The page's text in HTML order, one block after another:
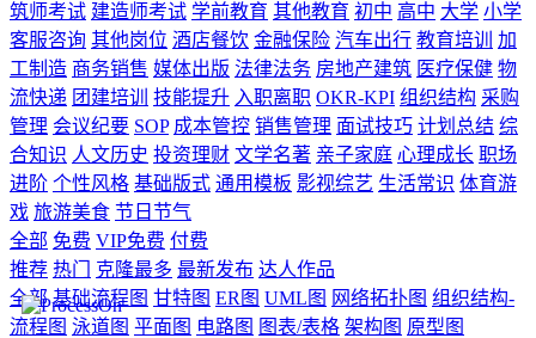
筑师考试 建造师考试 学前教育 其他教育 初中 高中 大学 小学
客服咨询 其他岗位 酒店餐饮 金融保险 汽车出行 教育培训
加
工制造 商务销售 媒体出版 法律法务 房地产建筑 医疗保健 物
流快递 团建培训 技能提升 入职离职 OKR-KPI 组织结构 采购
管理 会议纪要 SOP 成本管控 销售管理 面试技巧 计划总结 综
合知识 人文历史 投资理财 文学名著 亲子家庭 心理成长 职场
进阶 个性风格 基础版式 通用模板 影视综艺 生活常识 体育游
戏 旅游美食 节日节气
全部 免费 VIP免费 付费
推荐 热门 克隆最多 最新发布 达人作品
全部 基础流程图 甘特图 ER图 UML图 网络拓扑图 组织结构-
流程图 泳道图 平面图 电路图 图表/表格 架构图 原型图